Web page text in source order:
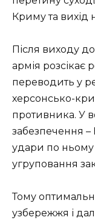
Криму та вихід
Після виходу
армія розсікає
переводить у
херсонсько-
противника. У
забезпечення –
удари по ньому
угруповання
Тому
узбережжя і